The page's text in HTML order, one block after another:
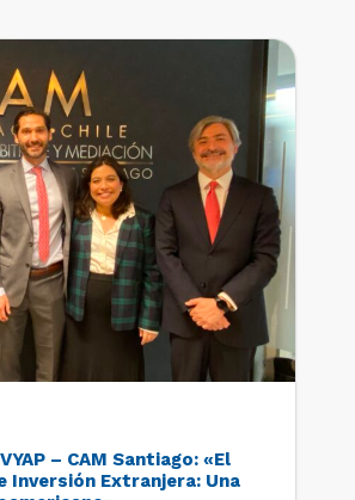
– CAM Santiago: «El
Inversión Extranjera: Una